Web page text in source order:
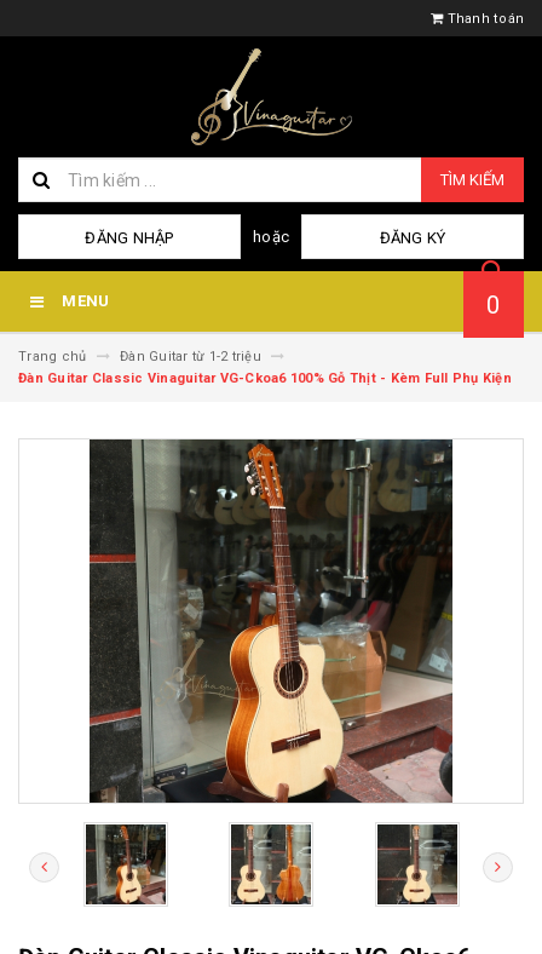
Thanh toán
TÌM KIẾM
ĐĂNG NHẬP hoặc ĐĂNG KÝ
MENU 0
Trang chủ
Đàn Guitar từ 1-2 triệu
Đàn Guitar Classic Vinaguitar VG-Ckoa6 100% Gỗ Thịt - Kèm Full Phụ Kiện